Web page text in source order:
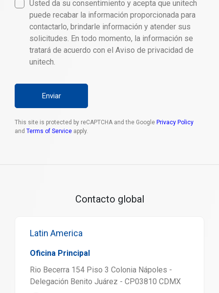
Usted da su consentimiento y acepta que unitech
puede recabar la información proporcionada para
contactarlo, brindarle información y atender sus
solicitudes. En todo momento, la información se
tratará de acuerdo con el Aviso de privacidad de
unitech.
Enviar
This site is protected by reCAPTCHA and the Google Privacy Policy
and Terms of Service apply.
Contacto global
Latin America
Oficina Principal
Rio Becerra 154 Piso 3 Colonia Nápoles -
Delegación Benito Juárez - CP03810 CDMX